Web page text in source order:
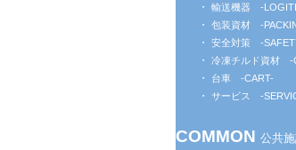
輸送機器 -
包装資材 -
安全対策 -
冷凍チルド資材 -
台車 -CART-
サービス -
COMMON 公共